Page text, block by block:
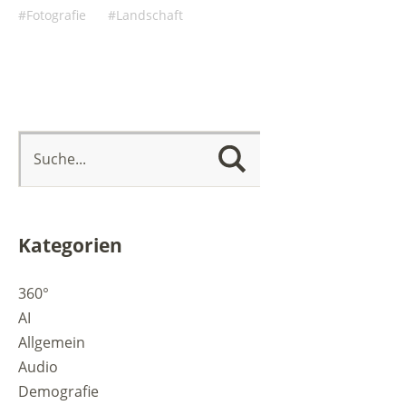
Fotografie Landschaft
Kategorien
360°
AI
Allgemein
Audio
Demografie